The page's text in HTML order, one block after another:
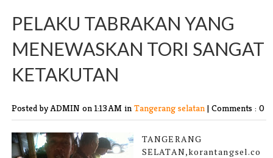
PELAKU TABRAKAN YANG
MENEWASKAN TORI SANGAT
KETAKUTAN
Posted by ADMIN on 1:13 AM in Tangerang selatan | Comments : 0
TANGERANG
SELATAN,korantangsel.co